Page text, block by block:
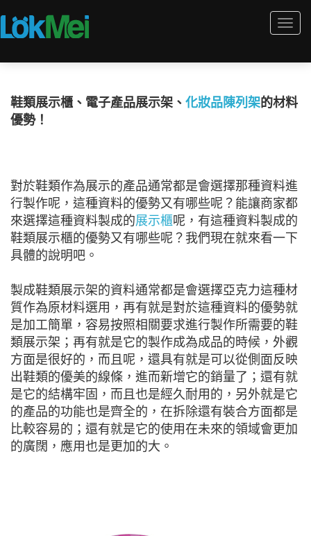
鞋類展示櫃、電子產品展示架、 化妝品陳列架的材料
優勢！
對於鞋類作為展示的產品通常都是會選擇那種資料進
行製作呢，這種資料的優勢又有哪些呢？能讓商家都
來選擇這種資料製成的展示櫃呢，有這種資料製成的
鞋類展示櫃的優勢又有哪些呢？我們現在就來看一下
具體的說明吧。
製成鞋類展示架的資料通常都是會選擇亞克力這種材
質作為原材料選用，再有就是對於這種資料的優勢就
是加工簡單，容易按照相關要求進行製作所需要的鞋
類展示架；再有就是它的製作成為成品的時候，外觀
方面是很好的，而且呢，還具有就是可以從側面反映
出鞋類的優美的線條，進而新增它的銷量了；還有就
是它的結構牢固，而且也是經久耐用的，另外就是它
的產品的功能也是齊全的，在拆除還有裝合方面都是
比較容易的；還有就是它的使用在未來的領域會更加
的廣闊，應用也是更加的大。